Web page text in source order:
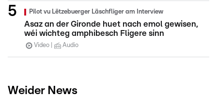
Pilot vu Lëtzebuerger Läschfliger am Interview
Asaz an der Gironde huet nach emol gewisen,
wéi wichteg amphibesch Fligere sinn
Video Audio
Weider News